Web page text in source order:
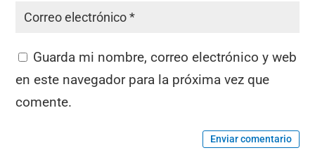
Guarda mi nombre, correo electrónico y web
en este navegador para la próxima vez que
comente.
Enviar comentario